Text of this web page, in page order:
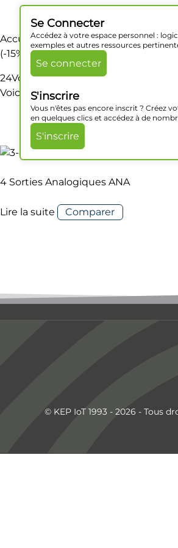
Se Connecter
Accédez à votre espace personnel :
exemples et autres ressources
Se connecter
S'inscrire
Vous n'êtes pas encore inscrit ? Créez
en quelques clics et accédez à de
S'inscrire
Accueil/ Produit ALIMENTATION /
(-15% ~+20%)
24Vcc (20.4~28.8Vcc) (-15% ~+20%)
Voici le seul résultat
4 Sorties Analogiques ANA
Lire la suite Comparer
© KEP IoT 1993 - 2026 - Tous